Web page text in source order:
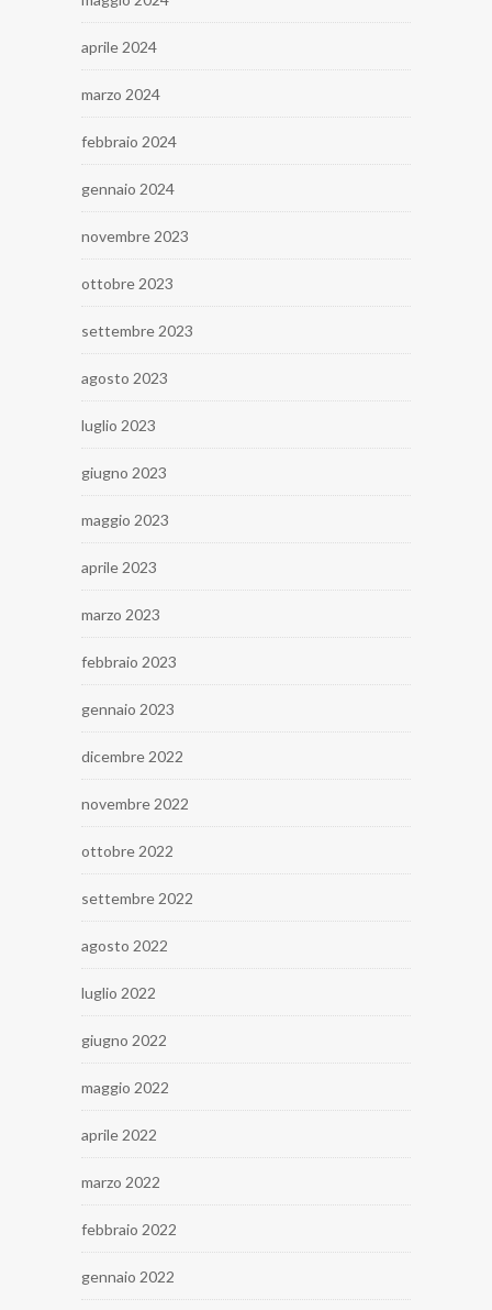
aprile 2024
marzo 2024
febbraio 2024
gennaio 2024
novembre 2023
ottobre 2023
settembre 2023
agosto 2023
luglio 2023
giugno 2023
maggio 2023
aprile 2023
marzo 2023
febbraio 2023
gennaio 2023
dicembre 2022
novembre 2022
ottobre 2022
settembre 2022
agosto 2022
luglio 2022
giugno 2022
maggio 2022
aprile 2022
marzo 2022
febbraio 2022
gennaio 2022